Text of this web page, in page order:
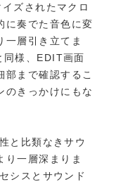
ズされたマクロ
に奏でた音色に変
一層引き立てま
様、EDIT画面
部まで確認するこ
のきっかけにもな
と比類なきサウ
り一層深まりま
シスとサウンド